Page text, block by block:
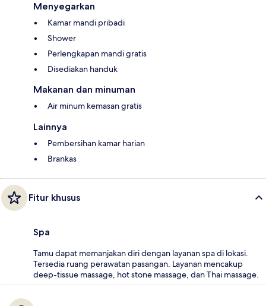
Menyegarkan
Kamar mandi pribadi
Shower
Perlengkapan mandi gratis
Disediakan handuk
Makanan dan minuman
Air minum kemasan gratis
Lainnya
Pembersihan kamar harian
Brankas
Fitur khusus
Spa
Tamu dapat memanjakan diri dengan layanan spa di lokasi.
Tersedia ruang perawatan pasangan. Layanan mencakup
deep-tissue massage, hot stone massage, dan Thai massage.